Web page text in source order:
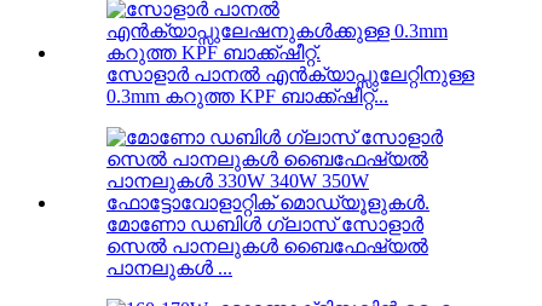
സോളാർ പാനൽ എൻക്യാപ്സുലേറ്റിനുള്ള
0.3mm കറുത്ത KPF ബാക്ക്ഷീറ്റ്...
മോണോ ഡബിൾ ഗ്ലാസ് സോളാർ
സെൽ പാനലുകൾ ബൈഫേഷ്യൽ
പാനലുകൾ ...